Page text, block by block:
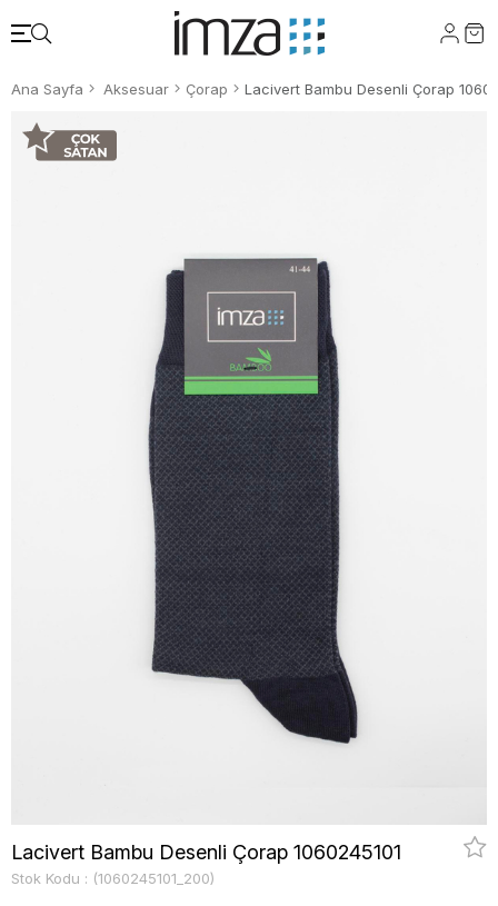
Ana Sayfa Aksesuar Çorap Lacivert Bambu Desenli Çorap
Lacivert Bambu Desenli Çorap 1060245101
Stok Kodu (1060245101_200)